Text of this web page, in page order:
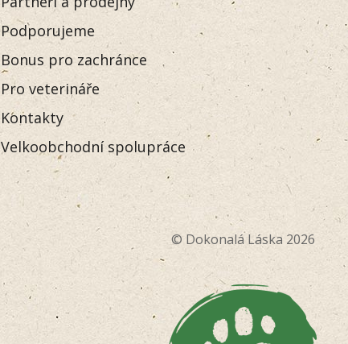
Podporujeme
Bonus pro zachránce
Pro veterináře
Kontakty
Velkoobchodní spolupráce
© Dokonalá Láska 2026